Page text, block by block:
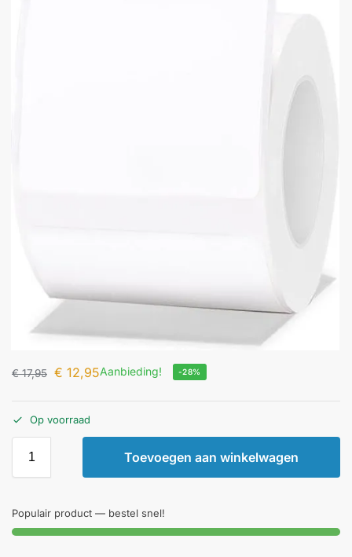
Aanbieding!
€17,95 € 12,95 -28%
Op voorraad
Toevoegen aan winkelwagen
Populair product — bestel snel!